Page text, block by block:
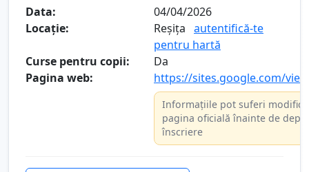
Data:
04/04/2026
Locație:
Reșița autentifică-te
pentru hartă
Curse pentru copii:
Da
Pagina web:
https://sites.google.com/
Informațiile pot suferi
pagina oficială înainte de
înscriere